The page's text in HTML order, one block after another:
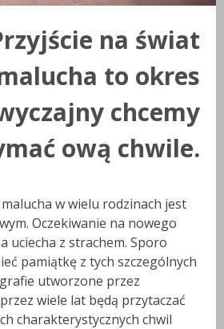
na świat
to okres
chcemy
ową chwile.
w wielu rodzinach jest
Oczekiwanie na nowego
uciecha z strachem. Sporo
pamiątkę z tych szczególnych
utworzone przez
wiele lat będą przytaczać
charakterystycznych chwil